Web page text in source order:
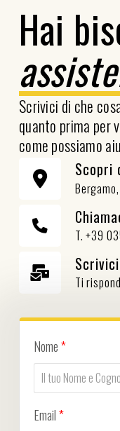
Hai
Scrivici di che
quanto prima per
come possiamo
Scopri
T. +39
Ti
Nome*
Email*